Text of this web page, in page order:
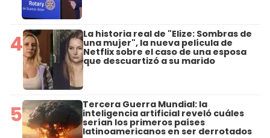
4 La historia real de "Elize: Sombras de
una mujer", la nueva película de
Netflix sobre el caso de una esposa
que descuartizó a su marido
5 Tercera Guerra Mundial: la
inteligencia artificial reveló cuáles
serían los primeros países
latinoamericanos en ser derrotados